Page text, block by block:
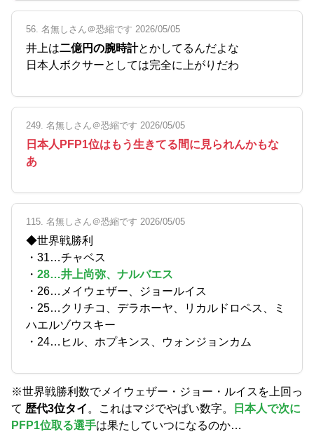
56. 名無しさん＠恐縮です 2026/05/05
井上は二億円の腕時計とかしてるんだよな
日本人ボクサーとしては完全に上がりだわ
249. 名無しさん＠恐縮です 2026/05/05
日本人PFP1位はもう生きてる間に見られんかもな
あ
115. 名無しさん＠恐縮です 2026/05/05
◆世界戦勝利
・31…チャベス
・ 28…井上尚弥、ナルバエス
・26…メイウェザー、ジョールイス
・25…クリチコ、デラホーヤ、リカルドロペス、ミ
ハエルゾウスキー
・24…ヒル、ホプキンス、ウォンジョンカム
※世界戦勝利数でメイウェザー・ジョー・ルイスを上回っ
て 歴代3位タイ 。これはマジでやばい数字。
日本人で次に
PFP1位取る選手は果たしていつになるのか…